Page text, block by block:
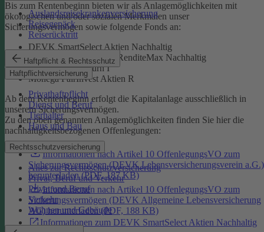
Auslandsreisekrankenversicherung
Reisegepäck
Reiserücktritt
Haftpflicht & Rechtsschutz
Haftpflichtversicherung
Privathaftpflicht
Dienst und Beruf
Tierhalter
Haus und Bau
Rechtsschutzversicherung
Alles zur Rechtsschutzversicherung
Privat, Beruf und Verkehr
Privat und Beruf
Verkehr
Wohnen und Gebäude
Bis zum Rentenbeginn bieten wir als Anlagemöglichkeiten mit
ökologischen und/oder sozialen Merkmalen unser
Sicherungsvermögen sowie folgende Fonds an:
DEVK SmartSelect Aktien Nachhaltig
DEVK-Anlagekonzept RenditeMax Nachhaltig
Lupus Alpha Return I
Monega FairInvest Aktien R
Ab dem Rentenbeginn erfolgt die Kapitalanlage ausschließlich in
unserem Sicherungsvermögen.
Zu den oben genannten Anlagemöglichkeiten finden Sie hier die
nachhaltigkeitsbezogenen Offenlegungen:
Informationen nach Artikel 10 OffenlegungsVO zum
Sicherungsvermögen (DEVK Lebensversicherungsverein a.G.)
herunterladen (PDF, 187 KB)
Informationen nach Artikel 10 OffenlegungsVO zum
Sicherungsvermögen (DEVK Allgemeine Lebensversicherung
AG) herunterladen (PDF, 188 KB)
Informationen zum DEVK SmartSelect Aktien Nachhaltig